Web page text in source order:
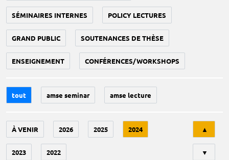
SÉMINAIRES INTERNES POLICY LECTURES
GRAND PUBLIC SOUTENANCES DE THÈSE
ENSEIGNEMENT CONFÉRENCES/WORKSHOPS
tout amse seminar amse lecture
À VENIR 2026 2025 2024
2023 2022
▲
▼